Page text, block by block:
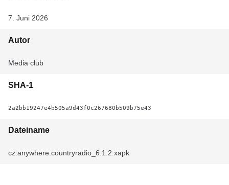
7. Juni 2026
Autor
Media club
SHA-1
2a2bb19247e4b505a9d43f0c267680b509b75e43
Dateiname
cz.anywhere.countryradio_6.1.2.xapk